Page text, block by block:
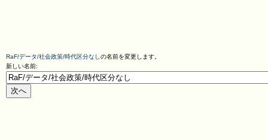
RaF/データ/社会政策/時代区分なしの名前を変更します。
新しい名前: